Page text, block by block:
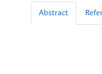
Abstract